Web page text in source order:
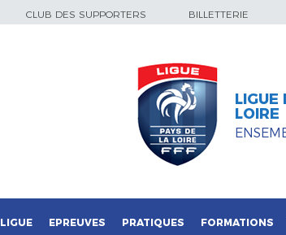
CLUB DES SUPPORTERS BILLETTERIE
LIGUE
LOIRE
LIGUE EPREUVES PRATIQUES FORMATIONS